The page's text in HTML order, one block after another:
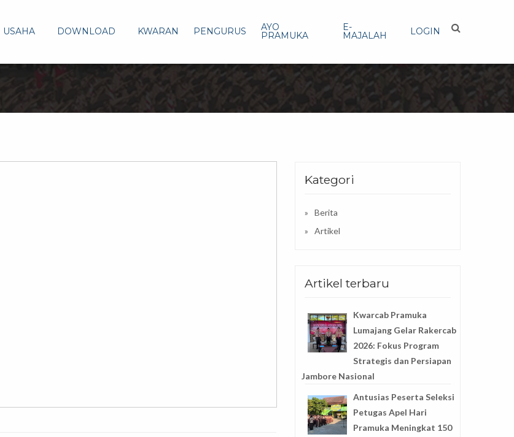
USAHA DOWNLOAD KWARAN PENGURUS AYO
PRAMUKA
E-
MAJALAH LOGIN
Kategori
Berita
Artikel
Artikel terbaru
Kwarcab Pramuka
Lumajang Gelar Rakercab
2026: Fokus Program
Strategis dan Persiapan
Jambore Nasional
Antusias Peserta Seleksi
Petugas Apel Hari
Pramuka Meningkat 150